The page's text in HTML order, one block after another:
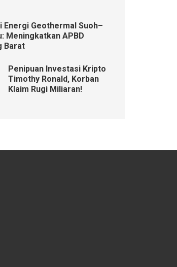
Energi Geothermal Suoh–
Meningkatkan APBD
Barat
Penipuan Investasi Kripto
Timothy Ronald, Korban
Klaim Rugi Miliaran!